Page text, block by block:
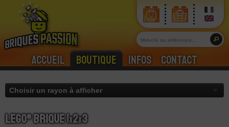
Accueil Boutique Infos Contact
LEGO® Brique 1x2x3